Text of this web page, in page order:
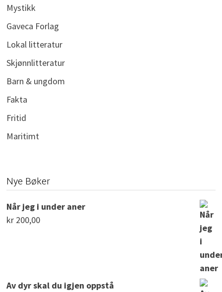
Mystikk
Gaveca Forlag
Lokal litteratur
Skjønnlitteratur
Barn & ungdom
Fakta
Fritid
Maritimt
Nye Bøker
Når jeg i under aner
kr 200,00
Av dyr skal du igjen oppstå